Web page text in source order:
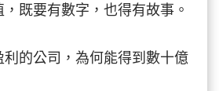
要有數字，也得有故事。
公司，為何能得到數十億